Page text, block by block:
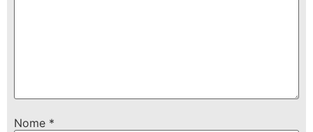
Nome *